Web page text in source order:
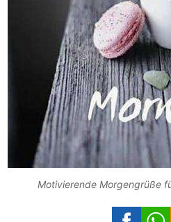
Motivierende Morgengrüße